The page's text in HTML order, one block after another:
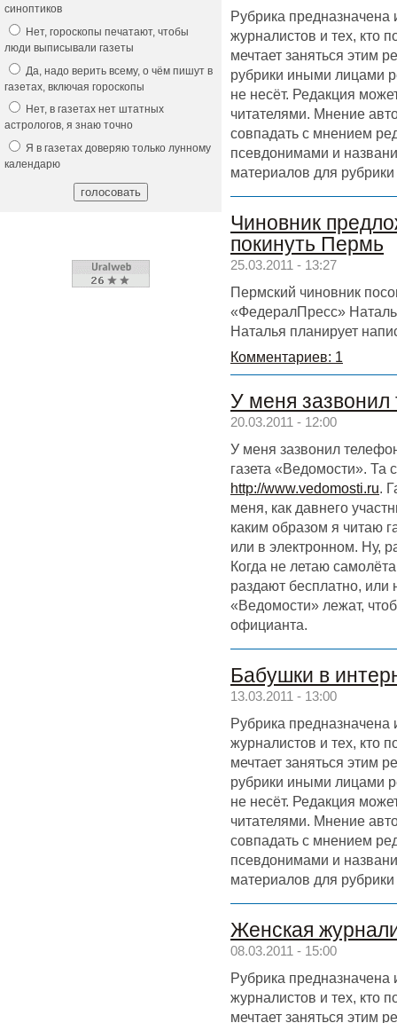
Рубрика предназначена
журналистов и тех, кто
мечтает заняться этим
рубрики иными лицами
не несёт. Редакция
читателями. Мнение
совпадать с мнением
псевдонимами и
материалов для
Чиновник
покинуть Пермь
25.03.2011 - 13:27
Пермский чиновник
«ФедералПресс»
Наталья планирует
Комментариев: 1
У меня
20.03.2011 - 12:00
У меня зазвонил
газета «Ведомости». Та
http://www.vedomosti.ru .
меня, как давнего
каким образом я читаю
или в электронном. Ну,
Когда не летаю
раздают бесплатно,
«Ведомости» лежат,
официанта.
Бабушки в
13.03.2011 - 13:00
Рубрика предназначена
журналистов и тех, кто
мечтает заняться этим
рубрики иными лицами
не несёт. Редакция
читателями. Мнение
совпадать с мнением
псевдонимами и
материалов для
Женская
08.03.2011 - 15:00
Рубрика предназначена
журналистов и тех, кто
мечтает заняться этим
синоптиков
Нет, гороскопы печатают, чтобы
люди выписывали газеты
Да, надо верить всему, о чём пишут в
газетах, включая гороскопы
Нет, в газетах нет штатных
астрологов, я знаю точно
Я в газетах доверяю только лунному
календарю